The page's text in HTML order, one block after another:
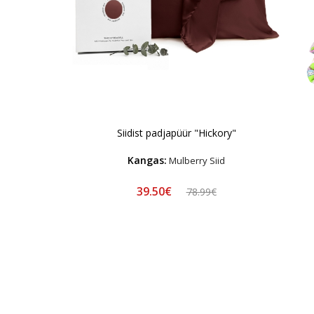
Siidist padjapüür "Hickory"
Kangas: Mulberry Siid
39.50€ 78.99€